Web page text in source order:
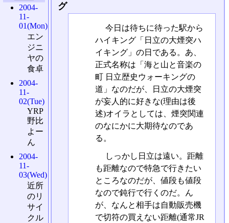
グ
今日は待ちに待った駅から
ハイキング「日立の大煙突ハ
イキング」の日である。あ、
正式名称は「海と山と音楽の
町 日立歴史ウォーキングの
道」なのだが、日立の大煙突
が妄人的に好きな(理由は後
述)オイラとしては、煙突関連
のなにかに大期待なのであ
る。
しっかし日立は遠い。距離
も距離なので特急で行きたい
ところなのだが、値段も値段
なので鈍行で行くのだ。ん
が、なんと相手は自動販売機
で切符の買えない距離(通常JR
2004-
11-
01(Mon)
エン
ジニ
ヤの
食卓
2004-
11-
02(Tue)
YRP
野比
よー
ん
2004-
11-
03(Wed)
近所
のリ
サイ
クル